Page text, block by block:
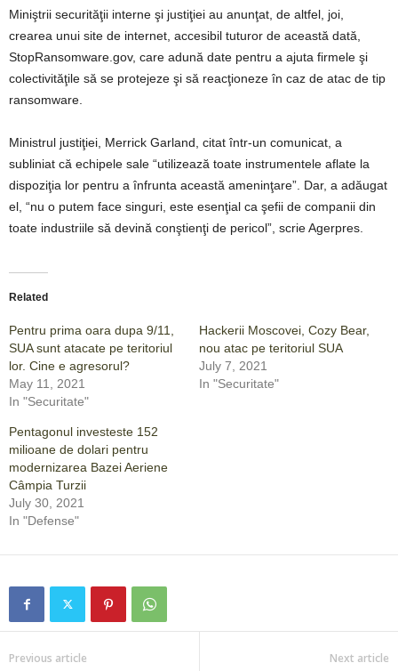
Miniştrii securităţii interne şi justiţiei au anunţat, de altfel, joi,
crearea unui site de internet, accesibil tuturor de această dată,
StopRansomware.gov, care adună date pentru a ajuta firmele şi
colectivităţile să se protejeze şi să reacţioneze în caz de atac de tip
ransomware.
Ministrul justiţiei, Merrick Garland, citat într-un comunicat, a
subliniat că echipele sale “utilizează toate instrumentele aflate la
dispoziţia lor pentru a înfrunta această ameninţare”. Dar, a adăugat
el, “nu o putem face singuri, este esenţial ca şefii de companii din
toate industriile să devină conştienţi de pericol”, scrie Agerpres.
Related
Pentru prima oara dupa 9/11,
SUA sunt atacate pe teritoriul
lor. Cine e agresorul?
May 11, 2021
In "Securitate"
Hackerii Moscovei, Cozy Bear,
nou atac pe teritoriul SUA
July 7, 2021
In "Securitate"
Pentagonul investeste 152
milioane de dolari pentru
modernizarea Bazei Aeriene
Câmpia Turzii
July 30, 2021
In "Defense"
Previous article Next article